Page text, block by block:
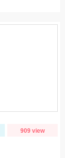
909 view